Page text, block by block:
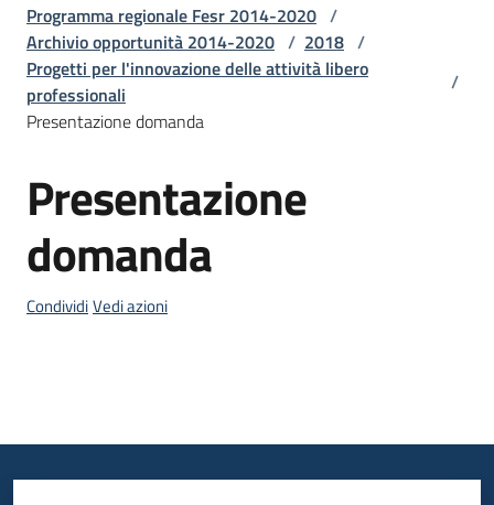
Fesr
Novità
Programmi
strategie
attività
Programma regionale Fesr 2014-2020 /
Archivio opportunità 2014-2020 / 2018 /
Progetti per l'innovazione delle attività libero
professionali
/
Presentazione domanda
Salta al contenuto
Presentazione
domanda
CondividiVedi azioni